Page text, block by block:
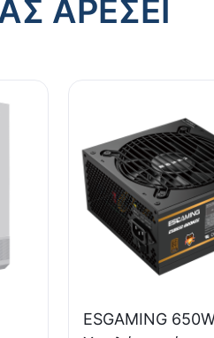
ΑΡΈΣΕΙ
ESGAMING